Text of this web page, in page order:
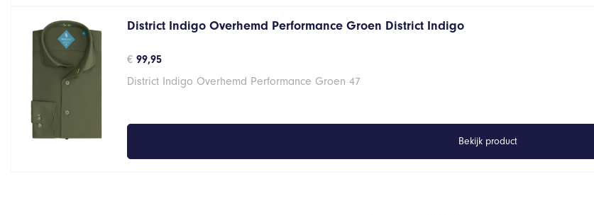
District Indigo Overhemd Performance Groen District Indigo
€ 99,95
District Indigo Overhemd Performance Groen 47
Bekijk product